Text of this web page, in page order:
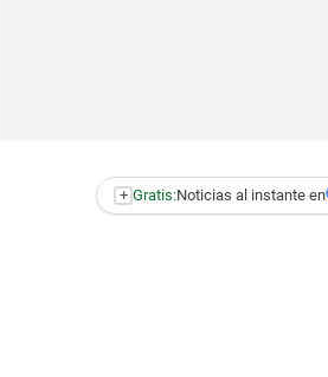
+ Gratis:Noticias al instante en